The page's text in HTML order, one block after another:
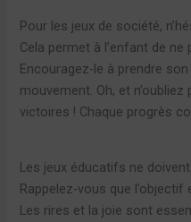
Pour les jeux de société,
Cela permet à l’enfant de
Encouragez-le à prendre
mouvement. Oh, et
victoires ! Chaque progrès
Les jeux éducatifs ne
Rappelez-vous que l’objectif
Les rires et la joie sont